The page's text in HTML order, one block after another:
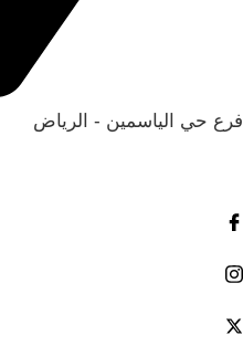
فرع حي الياسمين - الرياض